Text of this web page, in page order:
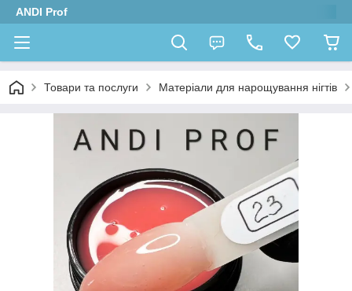
ANDI Prof
Товари та послуги Матеріали для нарощування нігтів